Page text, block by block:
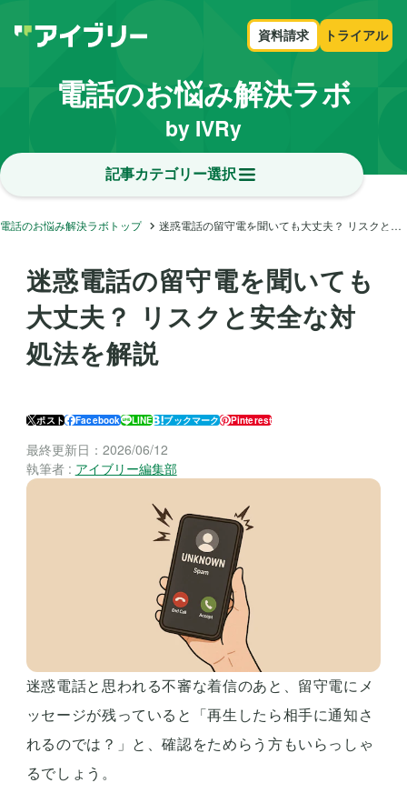
資料請求 トライアル
電話のお悩み解決ラボ
by IVRy
記事カテゴリー選択
電話のお悩み解決ラボトップ 迷惑電話の留守電を聞いても大丈夫？ リスクと安全な対処法を解説
迷惑電話の留守電を聞いても
大丈夫？ リスクと安全な対
処法を解説
ポスト Facebook LINE ブックマーク Pinterest
最終更新日： 2026/06/12
執筆者 : アイブリー編集部
迷惑電話と思われる不審な着信のあと、留守電にメ
ッセージが残っていると「再生したら相手に通知さ
れるのでは？」と、確認をためらう方もいらっしゃ
るでしょう。